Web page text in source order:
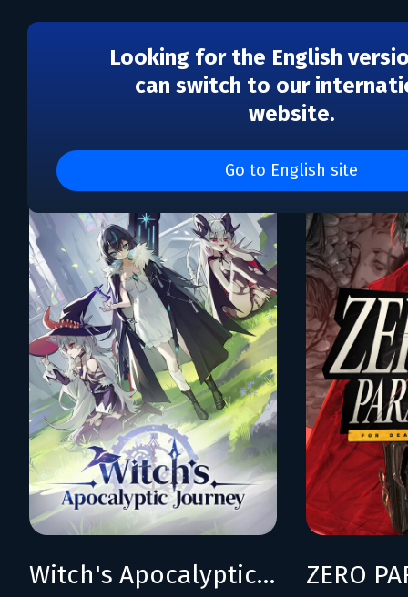
Looking for the English
can switch to our
website.
Go to English site
Каталог игр Atomic
Witch's Apocalyptic Journey